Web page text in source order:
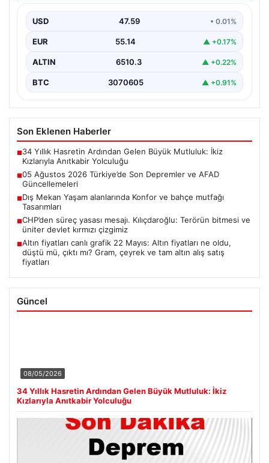
05 Ağustos 2026 tarihinde gerçekleşen depremlerle
ilgili son…
USD 47.59 • 0.01%
EUR 55.14 ▲ +0.17%
ALTIN 6510.3 ▲ +0.22%
BTC 3070605 ▲ +0.91%
Son Eklenen Haberler
■34 Yıllık Hasretin Ardından Gelen Büyük Mutluluk: İkiz
Kızlarıyla Anıtkabir Yolculuğu
■05 Ağustos 2026 Türkiye’de Son Depremler ve AFAD
Güncellemeleri
■Dış Mekan Yaşam alanlarında Konfor ve bahçe mutfağı
Tasarımları
■CHP’den süreç yasası mesajı. Kılıçdaroğlu: Terörün bitmesi ve
üniter devlet kırmızı çizgimiz
■Altın fiyatları canlı grafik 22 Mayıs: Altın fiyatları ne oldu,
düştü mü, çıktı mı? Gram, çeyrek ve tam altın alış satış
fiyatları
Güncel
08/05/2026
34 Yıllık Hasretin Ardından Gelen Büyük Mutluluk: İkiz
Kızlarıyla Anıtkabir Yolculuğu